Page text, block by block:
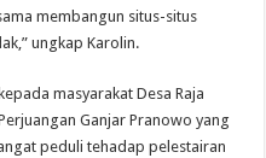
membangun situs-situs
ungkap Karolin.
masyarakat Desa Raja
Ganjar Pranowo yang
peduli tehadap pelestairan